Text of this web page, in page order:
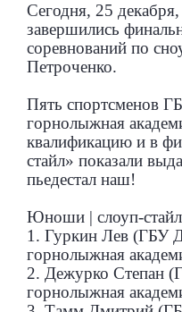
Сегодня, 25
завершились
соревнований по
Петроченко.
Пять спортсменов
горнолыжная
квалификацию и в
стайл» показали
пьедестал наш!
Юноши | слоуп-
1. Гуркин Лев (ГБУ
горнолыжная
2. Дежурко Степан
горнолыжная